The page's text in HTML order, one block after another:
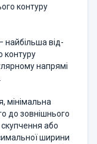
контуру
найбільша від­
контуру
напрямі
мінімальна
до зовнішнього
скупчення або
ширини